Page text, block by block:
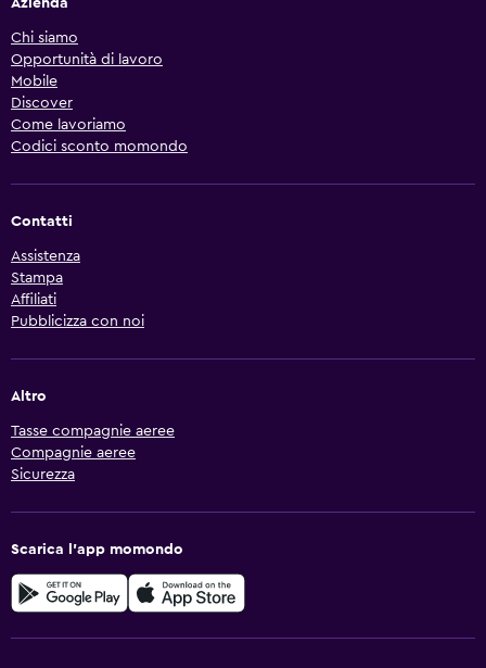
Azienda
Chi siamo
Opportunità di lavoro
Mobile
Discover
Come lavoriamo
Codici sconto momondo
Contatti
Assistenza
Stampa
Affiliati
Pubblicizza con noi
Altro
Tasse compagnie aeree
Compagnie aeree
Sicurezza
Scarica l'app momondo